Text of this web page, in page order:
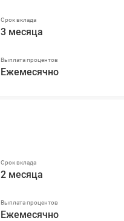
3 месяца
Ежемесячно
2 месяца
Ежемесячно